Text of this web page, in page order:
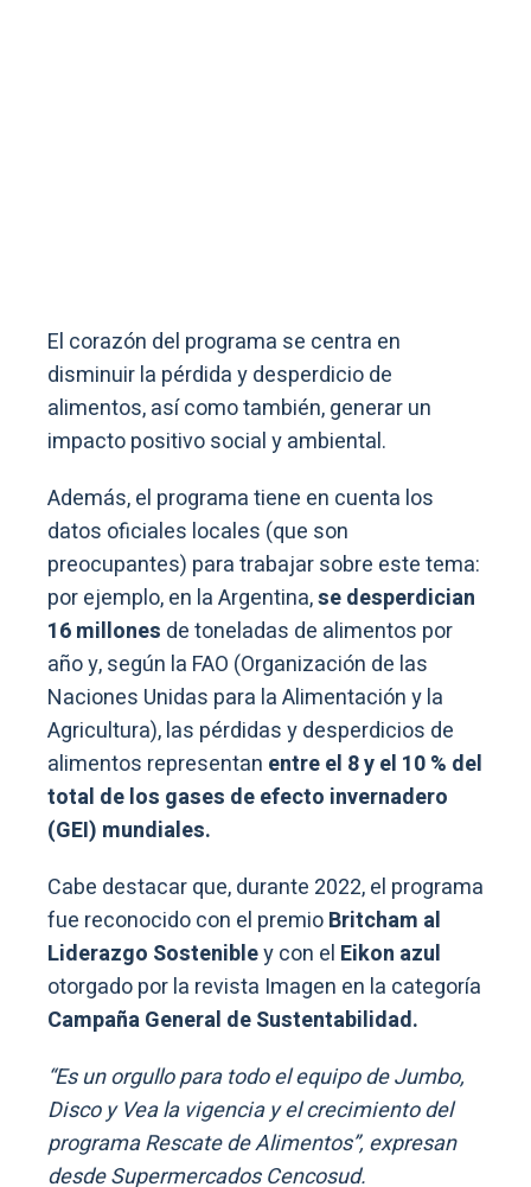
El corazón del programa se centra en
disminuir la pérdida y desperdicio de
alimentos, así como también, generar un
impacto positivo social y ambiental.
Además, el programa tiene en cuenta los
datos oficiales locales (que son
preocupantes) para trabajar sobre este tema:
por ejemplo, en la Argentina,se desperdician
16 millones de toneladas de alimentos por
año y, según la FAO (Organización de las
Naciones Unidas para la Alimentación y la
Agricultura), las pérdidas y desperdicios de
alimentos representan entre el 8 y el 10 % del
total de los gases de efecto invernadero
(GEI) mundiales.
Cabe destacar que, durante 2022, el programa
fue reconocido con el premioBritcham al
Liderazgo Sostenibley con el Eikon azul
otorgado por la revista Imagen en la categoría
Campaña General de Sustentabilidad.
“Es un orgullo para todo el equipo de Jumbo,
Disco y Vea la vigencia y el crecimiento del
programa Rescate de Alimentos”, expresan
desde Supermercados Cencosud.